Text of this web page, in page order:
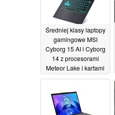
Średniej klasy laptopy
gamingowe MSI
Cyborg 15 AI i Cyborg
14 z procesorami
Meteor Lake i kartami
zaprezentowane
09/01/2024